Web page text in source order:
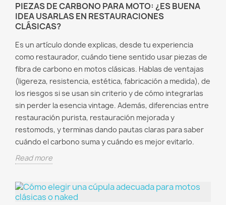
PIEZAS DE CARBONO PARA MOTO: ¿ES BUENA
IDEA USARLAS EN RESTAURACIONES
CLÁSICAS?
Es un artículo donde explicas, desde tu experiencia
como restaurador, cuándo tiene sentido usar piezas de
fibra de carbono en motos clásicas. Hablas de ventajas
(ligereza, resistencia, estética, fabricación a medida), de
los riesgos si se usan sin criterio y de cómo integrarlas
sin perder la esencia vintage. Además, diferencias entre
restauración purista, restauración mejorada y
restomods, y terminas dando pautas claras para saber
cuándo el carbono suma y cuándo es mejor evitarlo.
Read more